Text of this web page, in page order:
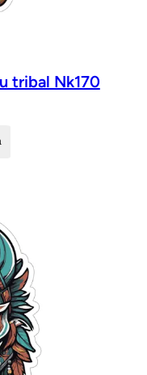
tribal Nk170